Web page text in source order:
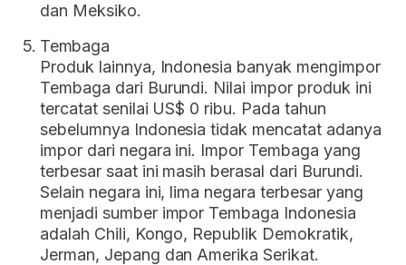
dan Meksiko.
Tembaga
Produk lainnya, Indonesia banyak mengimpor
Tembaga dari Burundi. Nilai impor produk ini
tercatat senilai US$ 0 ribu. Pada tahun
sebelumnya Indonesia tidak mencatat adanya
impor dari negara ini. Impor Tembaga yang
terbesar saat ini masih berasal dari Burundi.
Selain negara ini, lima negara terbesar yang
menjadi sumber impor Tembaga Indonesia
adalah Chili, Kongo, Republik Demokratik,
Jerman, Jepang dan Amerika Serikat.